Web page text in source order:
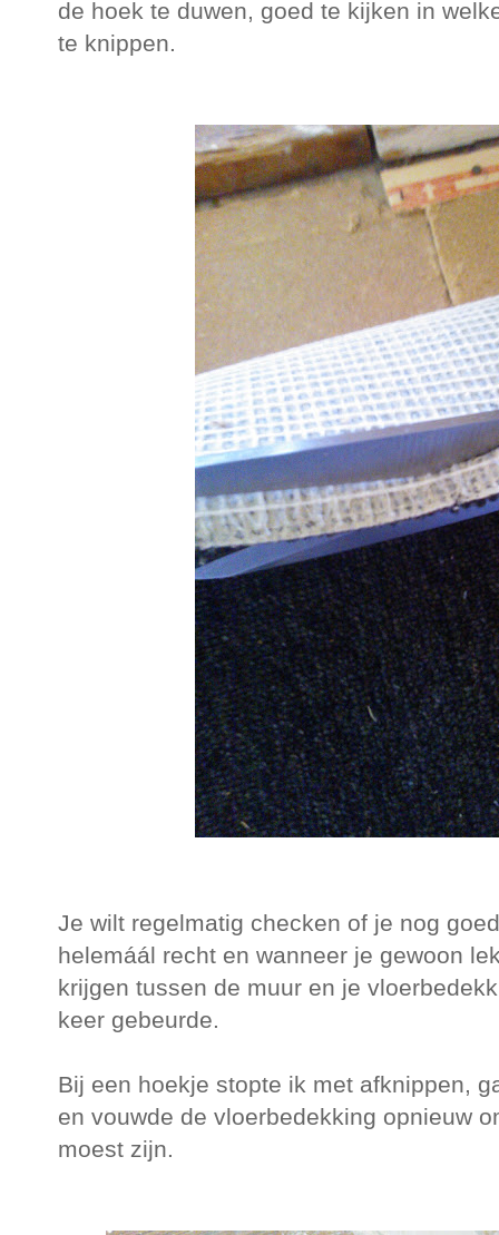
de hoek te duwen, goed te kijken in
te knippen.
Je wilt regelmatig checken of je nog
helemáál recht en wanneer je gewoon
krijgen tussen de muur en je
keer gebeurde.
Bij een hoekje stopte ik met afknippen,
en vouwde de vloerbedekking opnieuw
moest zijn.